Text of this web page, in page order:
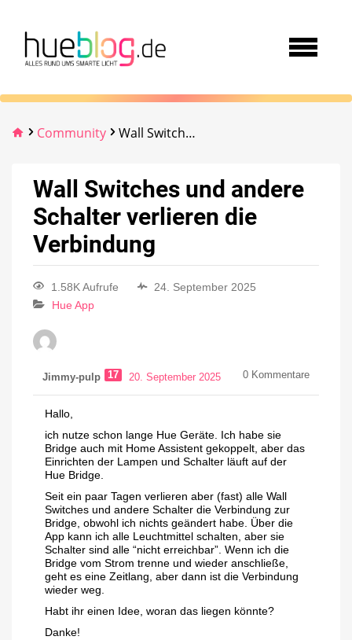
Community Wall Switches und andere Schalter verlieren die Verbindung
Wall Switches und andere
Schalter verlieren die
Verbindung
1.58K Aufrufe
24. September 2025
Hue App
Jimmy-pulp 17 20. September 2025 0 Kommentare
Hallo,
ich nutze schon lange Hue Geräte. Ich habe sie
Bridge auch mit Home Assistent gekoppelt, aber das
Einrichten der Lampen und Schalter läuft auf der
Hue Bridge.
Seit ein paar Tagen verlieren aber (fast) alle Wall
Switches und andere Schalter die Verbindung zur
Bridge, obwohl ich nichts geändert habe. Über die
App kann ich alle Leuchtmittel schalten, aber sie
Schalter sind alle “nicht erreichbar”. Wenn ich die
Bridge vom Strom trenne und wieder anschließe,
geht es eine Zeitlang, aber dann ist die Verbindung
wieder weg.
Habt ihr einen Idee, woran das liegen könnte?
Danke!